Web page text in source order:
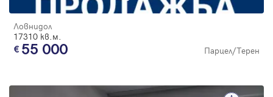
Ловнидол
17310 кв.м.
55 000 Парцел/Терен